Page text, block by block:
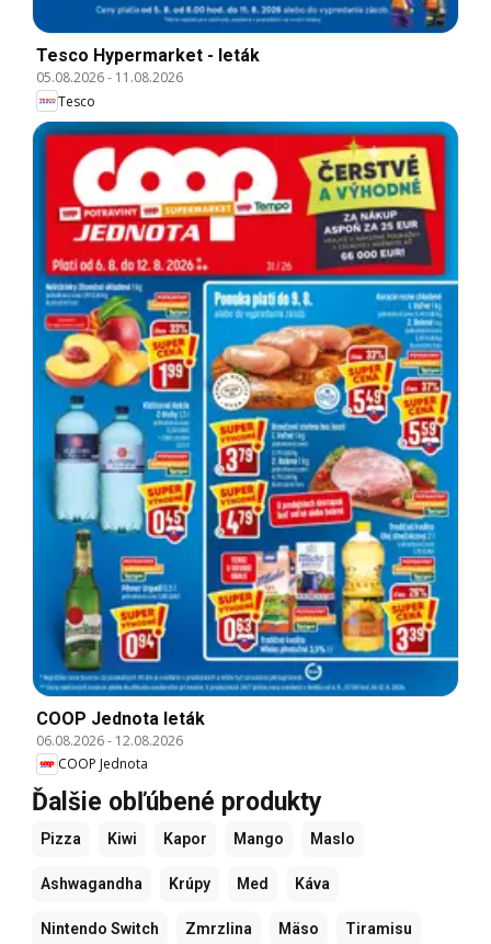
Tesco Hypermarket - leták
05.08.2026- 11.08.2026
Tesco
COOP Jednota leták
06.08.2026- 12.08.2026
COOP Jednota
Ďalšie obľúbené produkty
Pizza Kiwi Kapor Mango Maslo
Ashwagandha Krúpy Med Káva
Nintendo Switch Zmrzlina Mäso Tiramisu